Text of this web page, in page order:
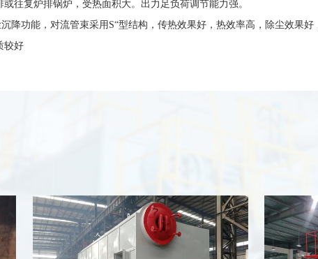
往复炉排锅炉，受热面积大。出力足负荷调节能力强。
降功能，对流管束采用S“型结构，传热效果好，热效率高，除尘效果
较好